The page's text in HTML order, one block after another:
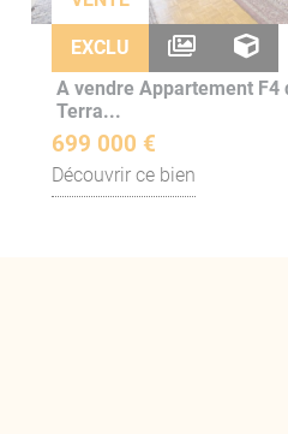
EXCLU
A vendre Appartement F4
Terra...
699 000 €
Découvrir ce bien